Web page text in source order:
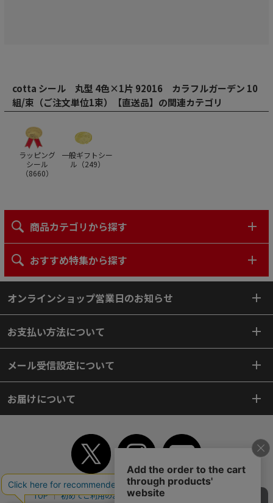
cotta シール 丸型 4色×1片 92016 カラフルガーデン 10
組/束（ご注文単位1束）【直送品】の関連カテゴリ
ラッピング
シール
（8660）
一般ギフトシー
ル（249）
商品カテゴリから探す
おすすめ特集から探す
オンラインショップ営業日のお知らせ
お支払い方法について
メール受信設定について
お届けについて
TOP 初めてご利用のお客様へ ご利用案内